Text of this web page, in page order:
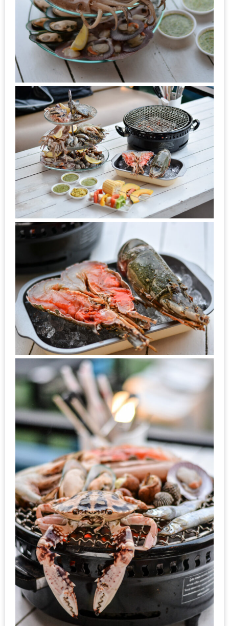
เด็ด
สำหรับ
คุณ
แม่
ที่รัก
2560
สบาย
ใจ๋…
สไตล์
นิมมาน
(ดี
คอน
โด
นิม)
เชียงใหม่
ส่วนลด
พิเศษ
ร้าน
อาหาร
ใน
เชียงใหม่
หนาว
นัก
ใช่
ไหม?
แวะ
ไป
ผิง
ไฟ
อุ่นๆ
ปิ้ง
มาร์ช
เมล
โล่
พร้อม
ชิม
และ
ช้อป
ที่
เดียว
ครบ